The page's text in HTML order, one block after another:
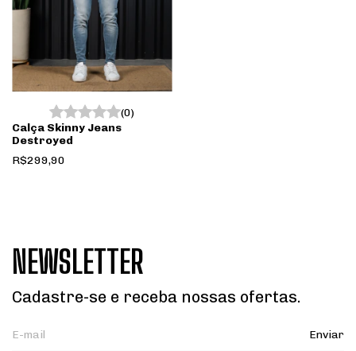
(0)
Calça Skinny Jeans
Destroyed
R$299,90
NEWSLETTER
Cadastre-se e receba nossas ofertas.